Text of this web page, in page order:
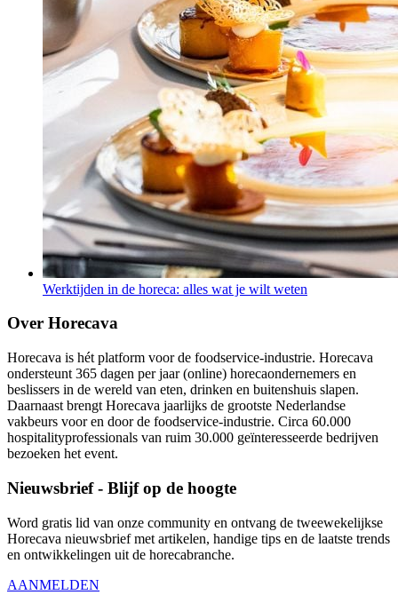
Werktijden in de horeca: alles wat je wilt weten
Over Horecava
Horecava is hét platform voor de foodservice-industrie. Horecava
ondersteunt 365 dagen per jaar (online) horecaondernemers en
beslissers in de wereld van eten, drinken en buitenshuis slapen.
Daarnaast brengt Horecava jaarlijks de grootste Nederlandse
vakbeurs voor en door de foodservice-industrie. Circa 60.000
hospitalityprofessionals van ruim 30.000 geïnteresseerde bedrijven
bezoeken het event.
Nieuwsbrief - Blijf op de hoogte
Word gratis lid van onze community en ontvang de tweewekelijkse
Horecava nieuwsbrief met artikelen, handige tips en de laatste trends
en ontwikkelingen uit de horecabranche.
AANMELDEN